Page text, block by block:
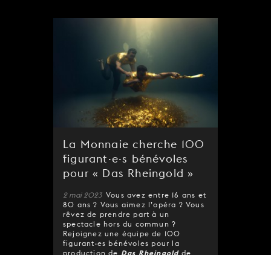
La Monnaie cherche 100
figurant·e·s bénévoles
pour « Das Rheingold »
2 mai 2023 Vous avez entre 16 ans et
80 ans ? Vous aimez l’opéra ? Vous
rêvez de prendre part à un
spectacle hors du commun ?
Rejoignez une équipe de 100
figurant·es bénévoles pour la
production de Das Rheingoldde